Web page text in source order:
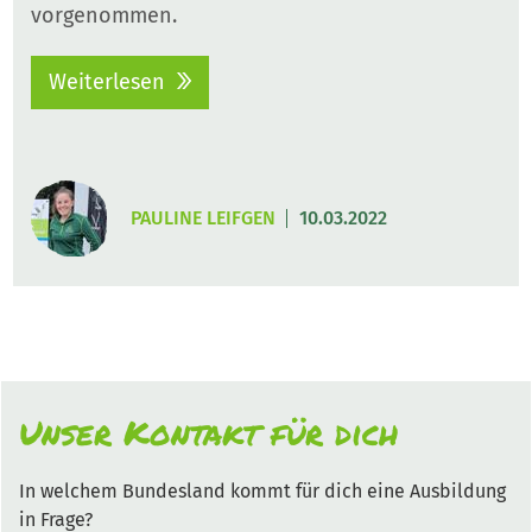
vorgenommen.
Weiterlesen
PAULINE LEIFGEN 10.03.2022
Unser Kontakt für dich
In welchem Bundesland kommt für dich eine Ausbildung
in Frage?